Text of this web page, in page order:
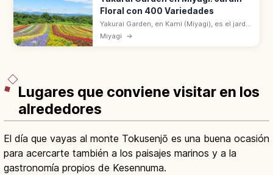
Floral con 400 Variedades
Yakurai Garden, en Kami (Miyagi), es el jardín
a los pies del monte Yakurai con 400
variedades en 150.000 m² (3 Tokyo Dome).
Miyagi →
Lugares que conviene visitar en los
alrededores
El día que vayas al monte Tokusenjō es una buena ocasión
para acercarte también a los paisajes marinos y a la
gastronomía propios de Kesennuma.